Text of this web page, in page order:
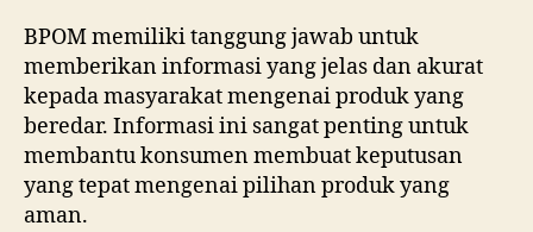
BPOM memiliki tanggung jawab untuk
memberikan informasi yang jelas dan akurat
kepada masyarakat mengenai produk yang
beredar. Informasi ini sangat penting untuk
membantu konsumen membuat keputusan
yang tepat mengenai pilihan produk yang
aman.